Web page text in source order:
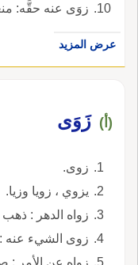
زوَى عنه حقَّه:
عرض المزيد
(أ) زَوَى
زوى.
يزوي ، زويا وزيا.
زواه الدهر : ذهب
زوى الشيء عنه :
زواه عن الأمر :